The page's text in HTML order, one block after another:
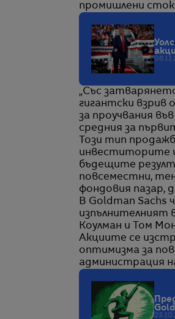
промишлени
„Със
гигантски взрив
за проучвания
средния за
Този тип
инвеститорите
бъдещите
повсеместни,
фондовия пазар,
В Goldman
изпълнителният
Коулман и Том
Акциите се
оптимизма за
администрация